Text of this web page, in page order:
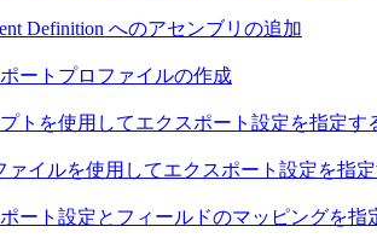
Definition へのアセンブリの追加
ートプロファイルの作成
トを使用してエクスポート設定を指定す
ァイルを使用してエクスポート設定を指
ート設定とフィールドのマッピングを指